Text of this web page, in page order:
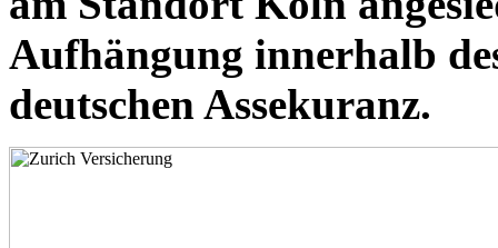
Aufhängung innerhalb
deutschen Assekuranz.